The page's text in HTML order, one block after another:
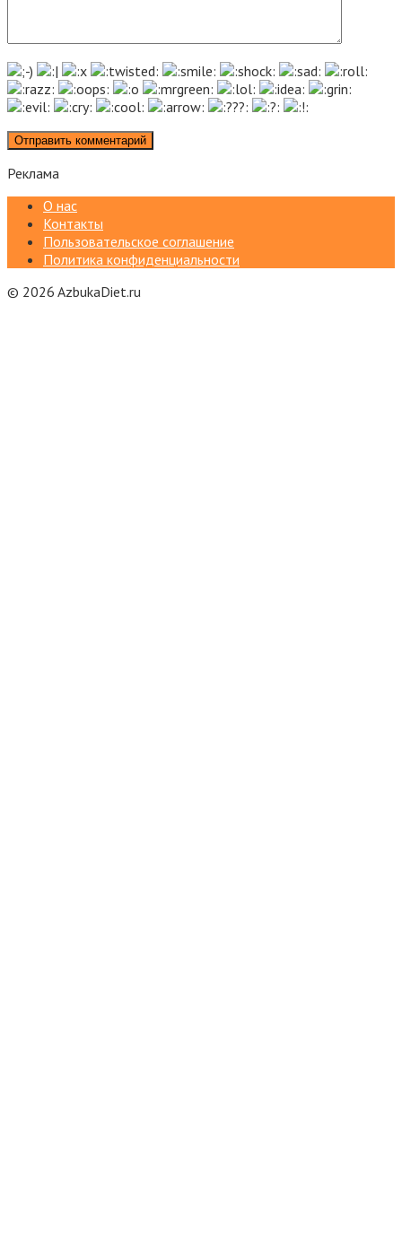
Реклама
О нас
Контакты
Пользовательское соглашение
Политика конфиденциальности
© 2026 AzbukaDiet.ru